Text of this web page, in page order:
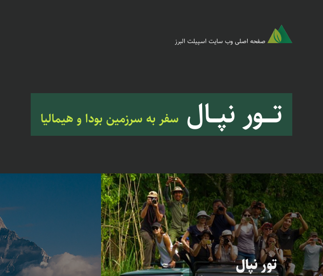
صفحه اصلی وب سایت اسپیلت البرز
تـــور نپــال سفر به سرزمین بودا و هیمالیا
تور نپال